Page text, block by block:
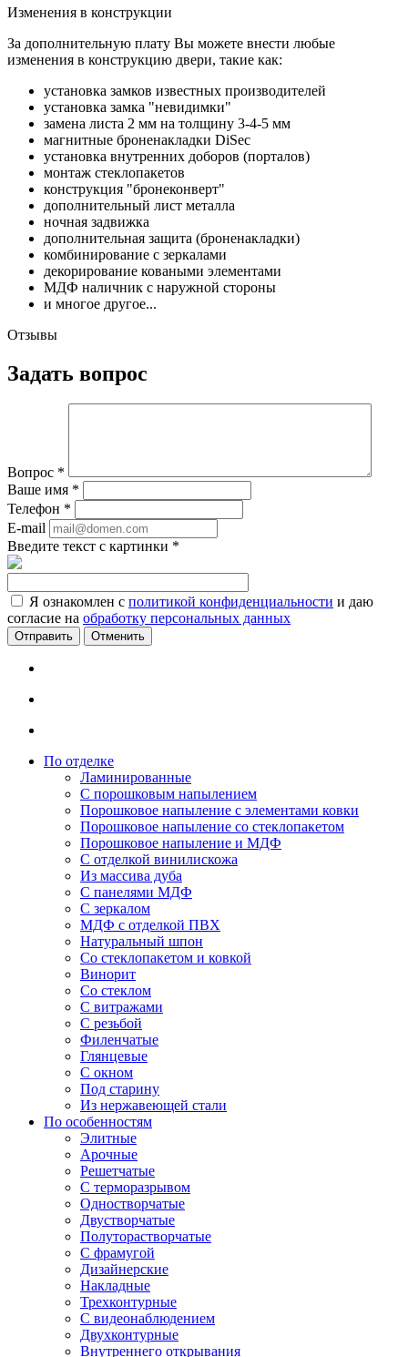
Изменения в конструкции
За дополнительную плату Вы можете внести любые
изменения в конструкцию двери, такие как:
установка замков известных производителей
установка замка "невидимки"
замена листа 2 мм на толщину 3-4-5 мм
магнитные броненакладки DiSec
установка внутренних доборов (порталов)
монтаж стеклопакетов
конструкция "бронеконверт"
дополнительный лист металла
ночная задвижка
дополнительная защита (броненакладки)
комбинирование с зеркалами
декорирование коваными элементами
МДФ наличник с наружной стороны
и многое другое...
Отзывы
Задать вопрос
Вопрос *
Ваше имя *
Телефон *
E-mail
Введите текст с картинки *
Я ознакомлен с политикой конфиденциальности и даю
согласие на обработку персональных данных
Отменить
По отделке
Ламинированные
С порошковым напылением
Порошковое напыление с элементами ковки
Порошковое напыление со стеклопакетом
Порошковое напыление и МДФ
С отделкой винилискожа
Из массива дуба
С панелями МДФ
С зеркалом
МДФ с отделкой ПВХ
Натуральный шпон
Со стеклопакетом и ковкой
Винорит
Со стеклом
С витражами
С резьбой
Филенчатые
Глянцевые
С окном
Под старину
Из нержавеющей стали
По особенностям
Элитные
Арочные
Решетчатые
С терморазрывом
Одностворчатые
Двустворчатые
Полуторастворчатые
С фрамугой
Дизайнерские
Накладные
Трехконтурные
С видеонаблюдением
Двухконтурные
Внутреннего открывания